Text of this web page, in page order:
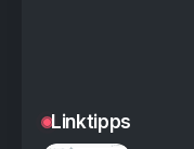
Linktipps